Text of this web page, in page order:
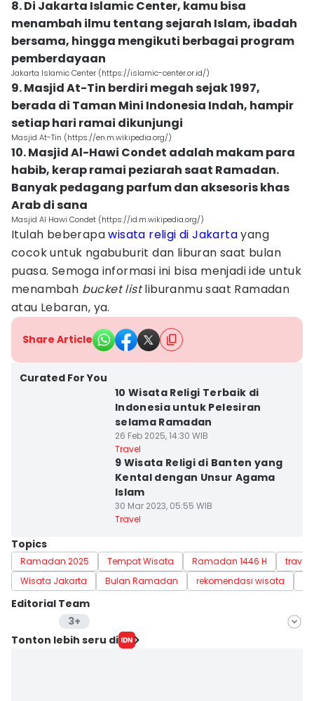
8. Di Jakarta Islamic Center, kamu bisa
menambah ilmu tentang sejarah Islam, ibadah
bersama, hingga mengikuti berbagai program
pemberdayaan
Jakarta Islamic Center (https://islamic-center.or.id/)
9. Masjid At-Tin berdiri megah sejak 1997,
berada di Taman Mini Indonesia Indah, hampir
setiap hari ramai dikunjungi
Masjid At-Tin (https://en.m.wikipedia.org/)
10. Masjid Al-Hawi Condet adalah makam para
habib, kerap ramai peziarah saat Ramadan.
Banyak pedagang parfum dan aksesoris khas
Arab di sana
Masjid Al Hawi Condet (https://id.m.wikipedia.org/)
Itulah beberapawisata religi di Jakartayang
cocok untuk ngabuburit dan liburan saat bulan
puasa. Semoga informasi ini bisa menjadi ide untuk
menambah bucket listliburanmu saat Ramadan
atau Lebaran, ya.
Share Article
Curated For You
10 Wisata Religi Terbaik di
Indonesia untuk Pelesiran
selama Ramadan
26 Feb 2025, 14:30 WIB
Travel
9 Wisata Religi di Banten yang
Kental dengan Unsur Agama
Islam
30 Mar 2023, 05:55 WIB
Travel
Topics
Ramadan 2025 Tempat Wisata Ramadan 1446 H
Wisata Jakarta
Bulan Ramadan rekomendasi wisata
Editorial Team
3+
Editor
Tonton lebih seru di